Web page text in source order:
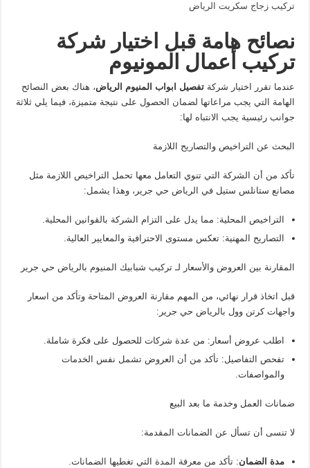
تركيب زجاج سكريت الرياض
نصائح هامة قبل اختيار شركة
تركيب أعمال المونيوم
عندما تقرر اختيار شركة تفصيل ابواب المنيوم الرياض، هناك بعض النصائح
الهامة التي يجب مراعاتها لضمان الحصول على نتيجة متميزة، فيما يلي ثلاثة
جوانب رئيسية يجب الانتباه لها:
البحث عن التراخيص والتصاريح اللازمة
تأكد من أن الشركة التي تنوي التعامل معها تحمل التراخيص اللازمة مثل
مصانع ستانلس ستيل في الرياض حي جرير، وهذا يشمل:
التراخيص المحلية: مما يدل على التزام الشركة بالقوانين المحلية.
التصاريح المهنية: تعكس مستوى الاحترافية والمعايير العالية.
المقارنة بين العروض والأسعار لـ تركيب شبابيك المنيوم بالرياض حي جرير
قبل اتخاذ قرار نهائي، من المهم مقارنة العروض المتاحة وتأكد من اسعار
واجهات كرتن وول بالرياض حي جرير:
اطلب عروض أسعار: من عدة شركات للحصول على فكرة شاملة.
تفحص التفاصيل: تأكد من أن العروض تشمل نفس الخدمات
والمواصفات.
ضمانات العمل وخدمة ما بعد البيع
لا تنسى أن تسأل عن الضمانات المقدمة:
مدة الضمان: تأكد من معرفة المدة التي تغطيها الضمانات.